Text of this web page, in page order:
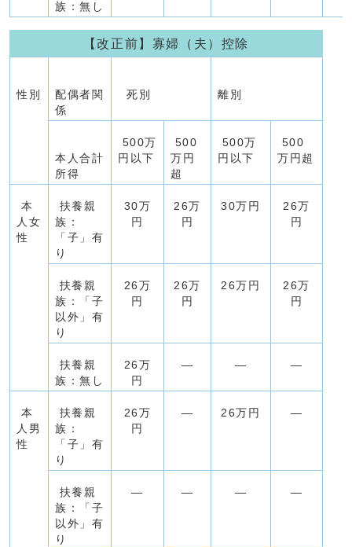
族：無し
【改正前】寡婦（夫）控除
性別
配偶者関
係
死別 離別
本人合計
所得
500万
円以下
500
万円
超
500万
円以下
500
万円超
本
人女
性
扶養親
族：
「子」有
り
30万
円
26万
円
30万円
26万
円
扶養親
族：「子
以外」有
り
26万
円
26万
円
26万円
26万
円
扶養親
族：無し
26万
円
― ― ―
本
人男
性
扶養親
族：
「子」有
り
26万
円
― 26万円 ―
扶養親
族：「子
以外」有
り
― ― ― ―